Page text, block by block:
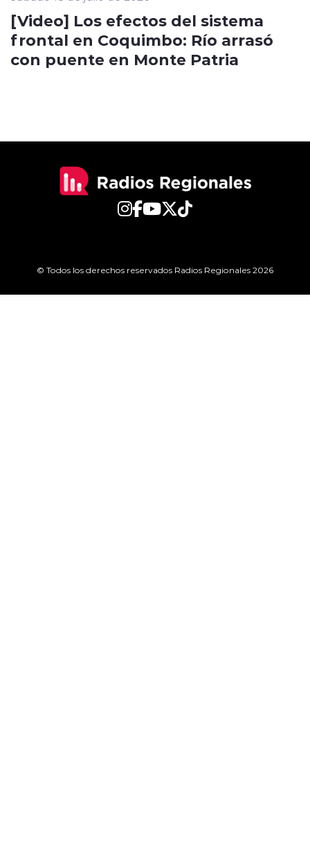
[Video] Los efectos del sistema
frontal en Coquimbo: Río arrasó
con puente en Monte Patria
© Todos los derechos reservados Radios Regionales 2026